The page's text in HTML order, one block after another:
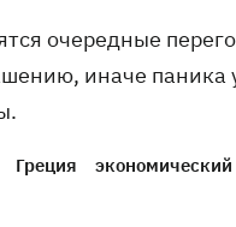
очередные
иначе паника
Греция экономический